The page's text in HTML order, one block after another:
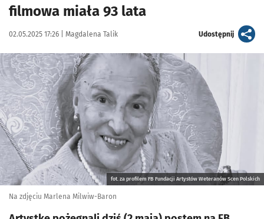
filmowa miała 93 lata
Data publikacji:
02.05.2025 17:26 | Autor:
Magdalena Talik Udostępnijartykuł
Kliknij, aby powiększyć
fot. za profilem FB Fundacji Artystów Weteranów Scen Polskich
Na zdjęciu Marlena Milwiw-Baron